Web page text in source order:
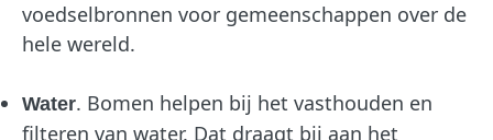
voedselbronnen voor gemeenschappen over de
hele wereld.
Water. Bomen helpen bij het vasthouden en
filteren van water. Dat draagt bij aan het